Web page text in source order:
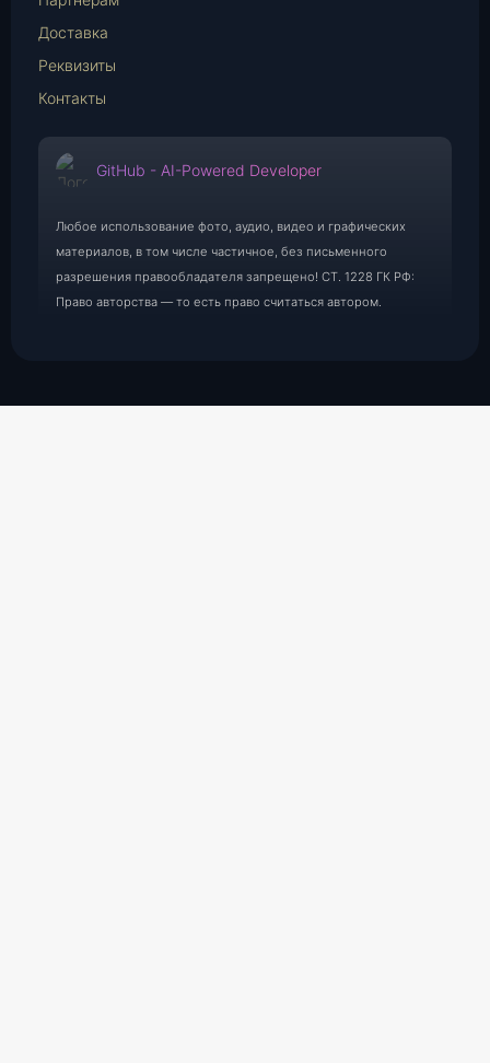
Доставка
Реквизиты
Контакты
GitHub - AI-Powered Developer
Любое использование фото, аудио, видео и графических
материалов, в том числе частичное, без письменного
разрешения правообладателя запрещено! СТ. 1228 ГК РФ:
Право авторства — то есть право считаться автором.